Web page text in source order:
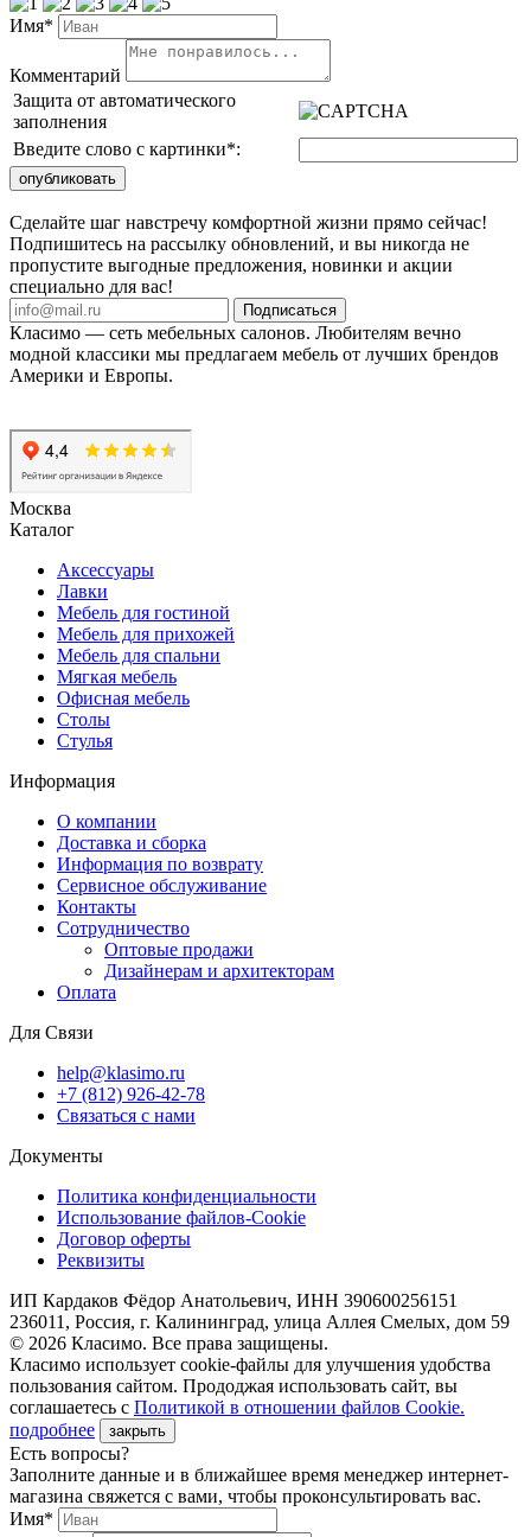
Имя*
Комментарий
Защита от автоматического
заполнения
Введите слово с картинки*:
Сделайте шаг навстречу комфортной жизни прямо сейчас!
Подпишитесь на рассылку обновлений, и вы никогда не
пропустите выгодные предложения, новинки и акции
специально для вас!
Подписаться
Класимо — cеть мебельных салонов. Любителям вечно
модной классики мы предлагаем мебель от лучших брендов
Америки и Европы.
Москва
Каталог
Аксессуары
Лавки
Мебель для гостиной
Мебель для прихожей
Мебель для спальни
Мягкая мебель
Офисная мебель
Столы
Стулья
Информация
О компании
Доставка и сборка
Информация по возврату
Сервисное обслуживание
Контакты
Сотрудничество
Оптовые продажи
Дизайнерам и архитекторам
Оплата
Для Связи
help@klasimo.ru
+7 (812) 926-42-78
Связаться с нами
Документы
Политика конфиденциальности
Использование файлов-Cookie
Договор оферты
Реквизиты
ИП Кардаков Фёдор Анатольевич, ИНН 390600256151
236011, Россия, г. Калининград, улица Аллея Смелых, дом 59
© 2026 Класимо. Все права защищены.
Класимо использует cookie-файлы для улучшения удобства
пользования сайтом. Прододжая использовать сайт, вы
соглашаетесь с Политикой в отношении файлов Сookie.
подробнее
закрыть
Есть вопросы?
Заполните данные и в ближайшее время менеджер интернет-
магазина свяжется с вами, чтобы проконсультировать вас.
Имя*